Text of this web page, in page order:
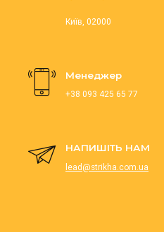
Київ, 02000
Менеджер
+38 093 425 65 77
НАПИШІТЬ НАМ
lead@strikha.com.ua